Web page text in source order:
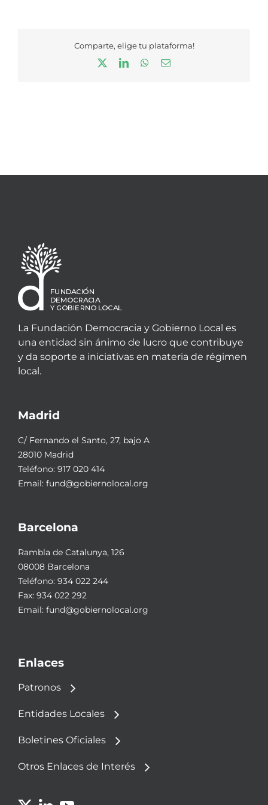
Comparte, elige tu plataforma!
LinkedInWhatsApp
Correo
La Fundación Democracia y Gobierno Local es
una entidad sin ánimo de lucro que contribuye
y da soporte a iniciativas en materia de régimen
local.
Madrid
C/ Fernando el Santo, 27, bajo A
28010 Madrid
Teléfono: 917 020 414
Email: fund@gobiernolocal.org
Barcelona
Rambla de Catalunya, 126
08008 Barcelona
Teléfono: 934 022 244
Fax: 934 022 292
Email: fund@gobiernolocal.org
Enlaces
Patronos
Entidades Locales
Boletines Oficiales
Otros Enlaces de Interés